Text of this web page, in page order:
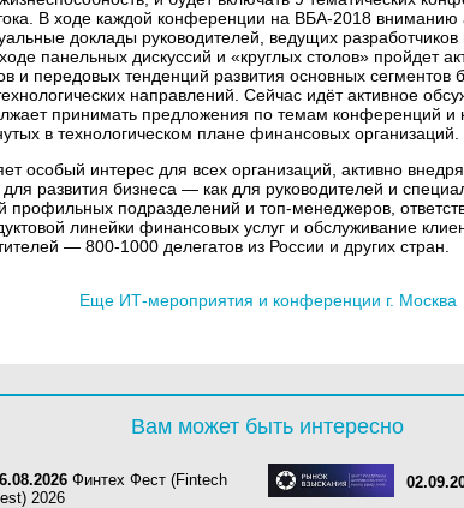
В ходе каждой конференции на ВБА-2018 вниманию
доклады руководителей, ведущих разработчиков
панельных дискуссий и «круглых столов» пройдет
и передовых тенденций развития основных сегментов
направлений. Сейчас идёт активное
принимать предложения по темам конференций и
в технологическом плане финансовых организаций.
особый интерес для всех организаций, активно
развития бизнеса — как для руководителей и
профильных подразделений и топ-менеджеров,
линейки финансовых услуг и обслуживание
— 800-1000 делегатов из России и других стран.
Еще ИТ-мероприятия и конференции г. Москва
Вам может быть интересно
Финтех Фест (Fintech
2026